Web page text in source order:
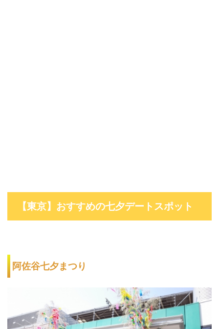
【東京】おすすめの七夕デートスポット
阿佐谷七夕まつり